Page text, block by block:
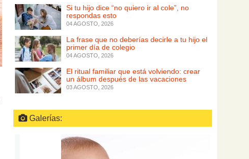
Si tu hijo dice “no quiero ir al cole”, no
respondas esto
04 AGOSTO, 2026
La frase que no deberías decirle a tu hijo el
primer día de colegio
04 AGOSTO, 2026
El ritual familiar que está volviendo: crear
un álbum después de las vacaciones
03 AGOSTO, 2026
Galerías: